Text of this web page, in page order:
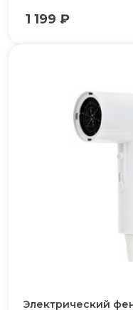
1 199 ₽
Электрический